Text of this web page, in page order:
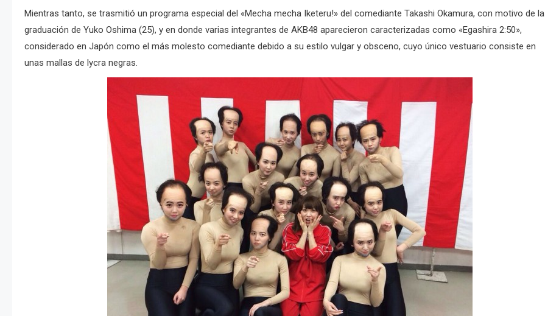
Mientras tanto, se trasmitió un programa especial del «Mecha mecha Iketeru!» del comediante Takashi Okamura, con motivo de la
graduación de Yuko Oshima (25), y en donde varias integrantes de AKB48 aparecieron caracterizadas como «Egashira 2:50»,
considerado en Japón como el más molesto comediante debido a su estilo vulgar y obsceno, cuyo único vestuario consiste en
unas mallas de lycra negras.